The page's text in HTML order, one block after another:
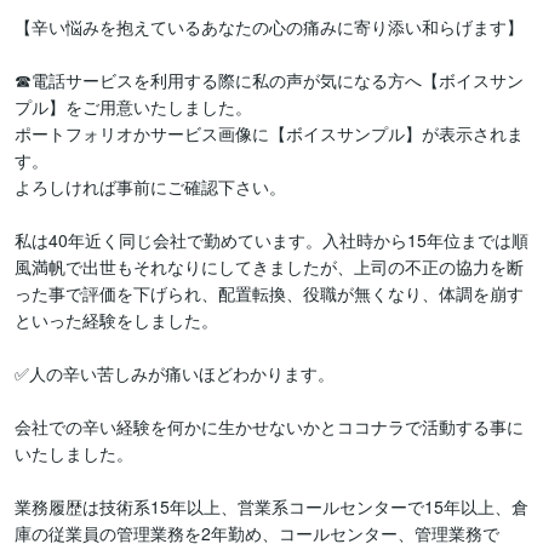
【辛い悩みを抱えているあなたの心の痛みに寄り添い和らげます】
☎電話サービスを利用する際に私の声が気になる方へ【ボイスサン
プル】をご用意いたしました。
ポートフォリオかサービス画像に【ボイスサンプル】が表示されま
す。
よろしければ事前にご確認下さい。
私は40年近く同じ会社で勤めています。入社時から15年位までは順
風満帆で出世もそれなりにしてきましたが、上司の不正の協力を断
った事で評価を下げられ、配置転換、役職が無くなり、体調を崩す
といった経験をしました。
✅人の辛い苦しみが痛いほどわかります。
会社での辛い経験を何かに生かせないかとココナラで活動する事に
いたしました。
業務履歴は技術系15年以上、営業系コールセンターで15年以上、倉
庫の従業員の管理業務を2年勤め、コールセンター、管理業務で